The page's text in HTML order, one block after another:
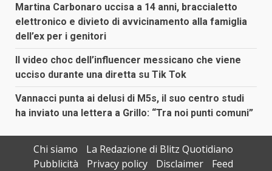
Martina Carbonaro uccisa a 14 anni, braccialetto
elettronico e divieto di avvicinamento alla famiglia
dell’ex per i genitori
Il video choc dell’influencer messicano che viene
ucciso durante una diretta su Tik Tok
Vannacci punta ai delusi di M5s, il suo centro studi
ha inviato una lettera a Grillo: “Tra noi punti comuni”
Chi siamo
La Redazione di Blitz Quotidiano
Pubblicità
Privacy policy Disclaimer Feed